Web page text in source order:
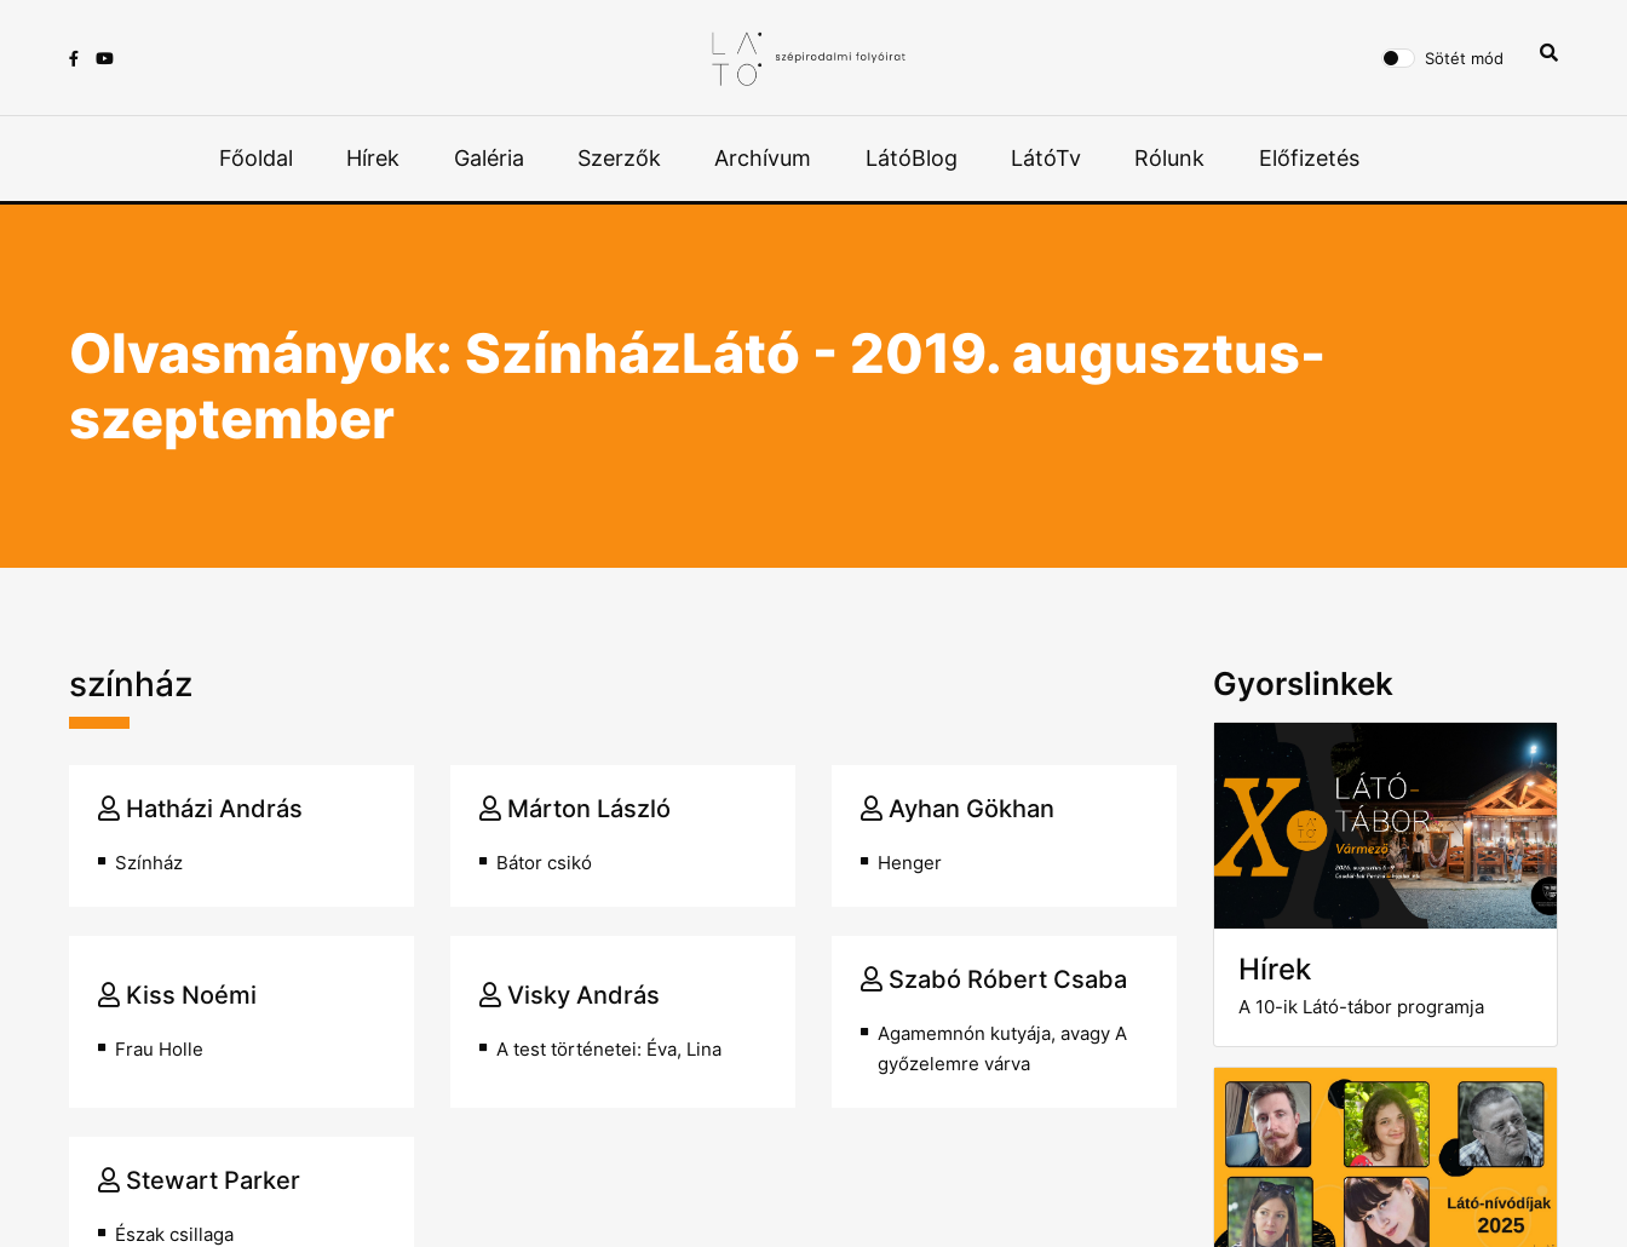
Sötét mód
Főoldal Hírek Galéria Szerzők Archívum LátóBlog LátóTv Rólunk Előfizetés
Olvasmányok: SzínházLátó - 2019. augusztus-
szeptember
színház
Hatházi András
Színház
Márton László
Bátor csikó
Ayhan Gökhan
Henger
Kiss Noémi
Frau Holle
Visky András
A test történetei: Éva, Lina
Szabó Róbert Csaba
Agamemnón kutyája, avagy A
győzelemre várva
Stewart Parker
Észak csillaga
Gyorslinkek
Hírek
A 10-ik Látó-tábor programja